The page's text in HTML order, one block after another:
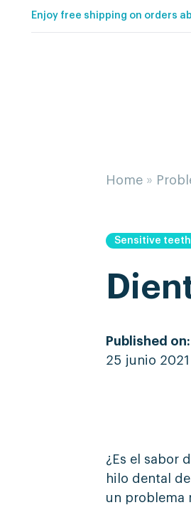
Enjoy free shipping on orders
Home»
Sensitive teeth
Published on:
25 junio 2021
¿Es el sabor
hilo dental
un problema